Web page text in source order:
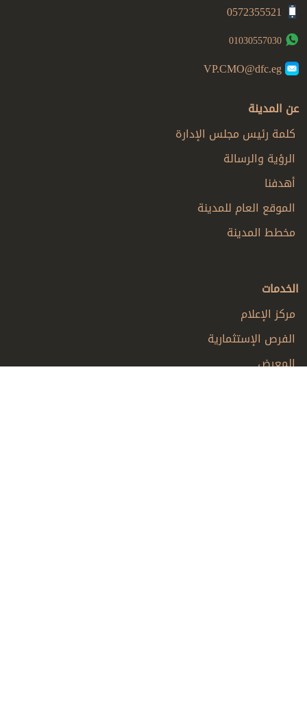
0572355521
01030557030
VP.CMO@dfc.eg
عن المدينة
كلمة رئيس مجلس الإدارة
الرؤية والرسالة
أهدفنا
الموقع العام للمدينة
مخطط المدينة
الخدمات
مركز الإعلام
الفرص الإستثمارية
المعرض